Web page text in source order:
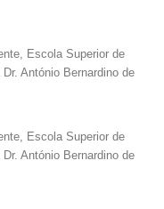
Escola Superior de
António Bernardino de
Escola Superior de
António Bernardino de